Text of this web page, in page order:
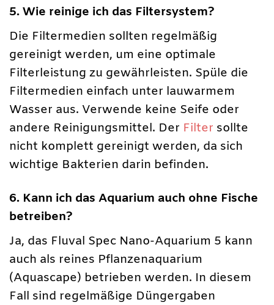
5. Wie reinige ich das Filtersystem?
Die Filtermedien sollten regelmäßig
gereinigt werden, um eine optimale
Filterleistung zu gewährleisten. Spüle die
Filtermedien einfach unter lauwarmem
Wasser aus. Verwende keine Seife oder
andere Reinigungsmittel. Der Filter sollte
nicht komplett gereinigt werden, da sich
wichtige Bakterien darin befinden.
6. Kann ich das Aquarium auch ohne Fische
betreiben?
Ja, das Fluval Spec Nano-Aquarium 5 kann
auch als reines Pflanzenaquarium
(Aquascape) betrieben werden. In diesem
Fall sind regelmäßige Düngergaben